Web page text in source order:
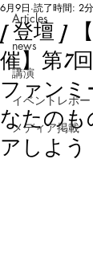
Articles
news
講演
イベントレポー
メディア掲載
[ 登壇 ]
催】第7
ファン
なたのも
アしよ
6月9日 読了時間: 2分